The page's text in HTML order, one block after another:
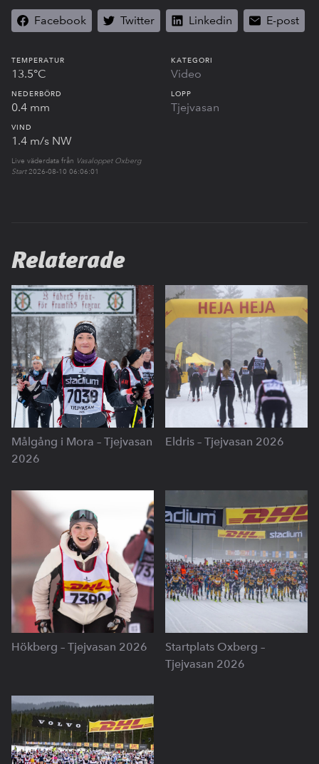
Facebook Twitter Linkedin E-post
TEMPERATUR
13.5°C
NEDERBÖRD
0.4 mm
VIND
1.4 m/s NW
Live väderdata från Vasaloppet Oxberg
Start 2026-08-10 06:06:01
KATEGORI
Video
LOPP
Tjejvasan
Relaterade
Målgång i Mora – Tjejvasan
2026
Eldris – Tjejvasan 2026
Hökberg – Tjejvasan 2026
Startplats Oxberg –
Tjejvasan 2026